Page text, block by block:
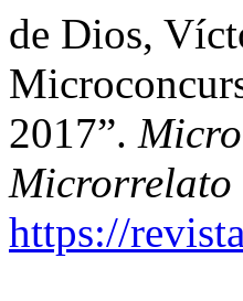
de Dios,
2017”.
Microrrelato
https://